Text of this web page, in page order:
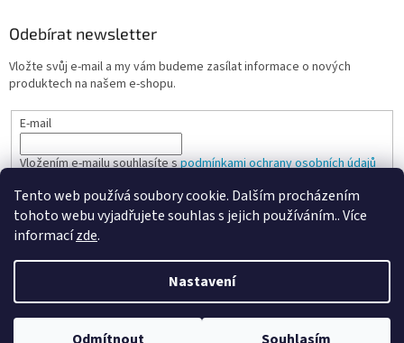
Tento web používá soubory cookie. Dalším procházením
tohoto webu vyjadřujete souhlas s jejich používáním.. Více
informacízde.
Nastavení
Odebírat newsletter
Vložte svůj e-mail a my vám budeme zasílat informace o nových
produktech na našem e-shopu.
E-mail
Vložením e-mailu souhlasíte spodmínkami ochrany osobních údajů
PŘIHLÁSIT SE
Vytvořil Shoptet